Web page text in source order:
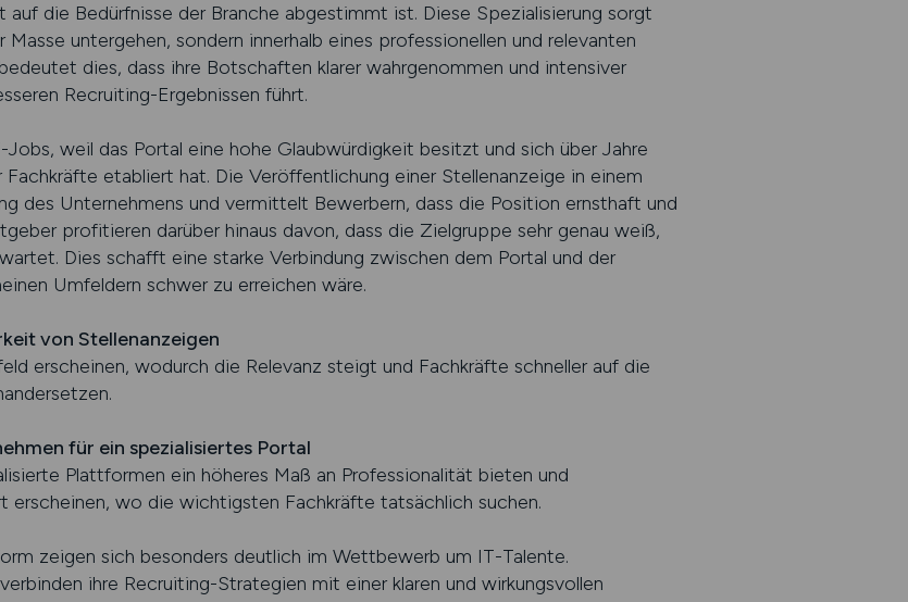
die Bedürfnisse der Branche abgestimmt ist. Diese Spezialisierung sorgt
untergehen, sondern innerhalb eines professionellen und relevanten
dies, dass ihre Botschaften klarer wahrgenommen und intensiver
Recruiting-Ergebnissen führt.
weil das Portal eine hohe Glaubwürdigkeit besitzt und sich über Jahre
Fachkräfte etabliert hat. Die Veröffentlichung einer Stellenanzeige in einem
des Unternehmens und vermittelt Bewerbern, dass die Position ernsthaft und
profitieren darüber hinaus davon, dass die Zielgruppe sehr genau weiß,
Dies schafft eine starke Verbindung zwischen dem Portal und der
Umfeldern schwer zu erreichen wäre.
von Stellenanzeigen
erscheinen, wodurch die Relevanz steigt und Fachkräfte schneller auf die
für ein spezialisiertes Portal
Plattformen ein höheres Maß an Professionalität bieten und
erscheinen, wo die wichtigsten Fachkräfte tatsächlich suchen.
zeigen sich besonders deutlich im Wettbewerb um IT-Talente.
ihre Recruiting-Strategien mit einer klaren und wirkungsvollen